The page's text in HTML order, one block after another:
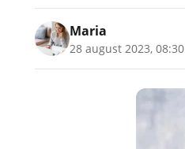
Maria
28 august 2023, 08:30